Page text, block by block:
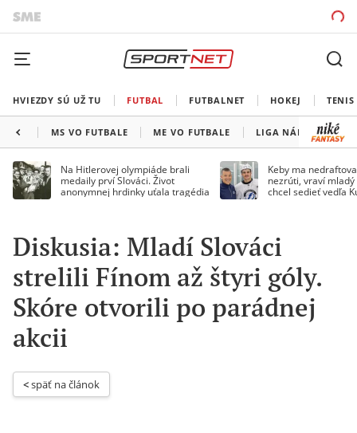
HVIEZDY SÚ UŽ TU FUTBAL FUTBALNET HOKEJ TENIS
MS VO FUTBALE ME VO FUTBALE LIGA NÁRODOV
Na Hitlerovej olympiáde brali
medaily prví Slováci. Život
anonymnej hrdinky uťala tragédia
Keby ma
nezrúti, vraví mladý
chcel sedieť vedľa
Diskusia: Mladí Slováci
strelili Fínom až štyri góly.
Skóre otvorili po parádnej
akcii
< späť na článok